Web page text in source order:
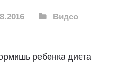
Видео
ребенка диета